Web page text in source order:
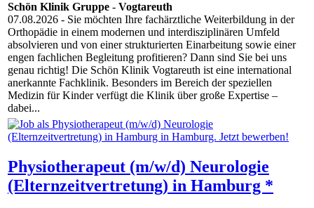
Schön Klinik Gruppe - Vogtareuth
07.08.2026 - Sie möchten Ihre fachärztliche Weiterbildung in der
Orthopädie in einem modernen und interdisziplinären Umfeld
absolvieren und von einer strukturierten Einarbeitung sowie einer
engen fachlichen Begleitung profitieren? Dann sind Sie bei uns
genau richtig! Die Schön Klinik Vogtareuth ist eine international
anerkannte Fachklinik. Besonders im Bereich der speziellen
Medizin für Kinder verfügt die Klinik über große Expertise –
dabei...
Physiotherapeut (m/w/d) Neurologie
(Elternzeitvertretung) in Hamburg *